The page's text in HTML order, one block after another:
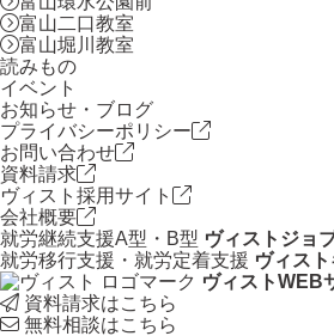
富山二口教室
富山堀川教室
読みもの
イベント
お知らせ・ブログ
プライバシーポリシー
お問い合わせ
資料請求
ヴィスト採用サイト
会社概要
就労継続支援A型・B型 ヴィストジョ
就労移行支援・就労定着支援 ヴィス
ヴィストWEB
資料請求はこちら
無料相談はこちら